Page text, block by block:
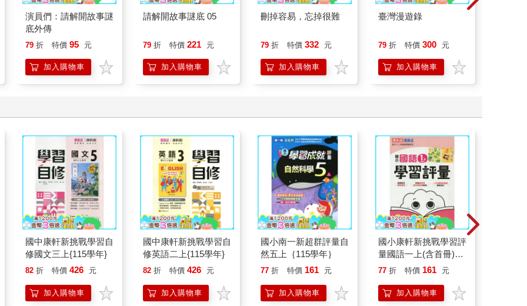
演員們：請解開故事謎
底外傳
79 折 特價 95 元
加入購物車
請解開故事謎底 05
79 折 特價 221 元
加入購物車
刪掉容易，忘掉很難
79 折 特價 332 元
加入購物車
臺灣漫遊錄
79 折 特價 300 元
加入購物車
國中康軒新挑戰學習自
修國文三上{115學年}
82 折 特價 426 元
加入購物車
國中康軒新挑戰學習自
修英語二上{115學年}
82 折 特價 426 元
加入購物車
國小南一新超群評量自
然五上｛115學年｝
77 折 特價 161 元
加入購物車
國小康軒新挑戰學習評
量國語一上(含首冊)
｛115學年｝
77 折 特價 161 元
加入購物車